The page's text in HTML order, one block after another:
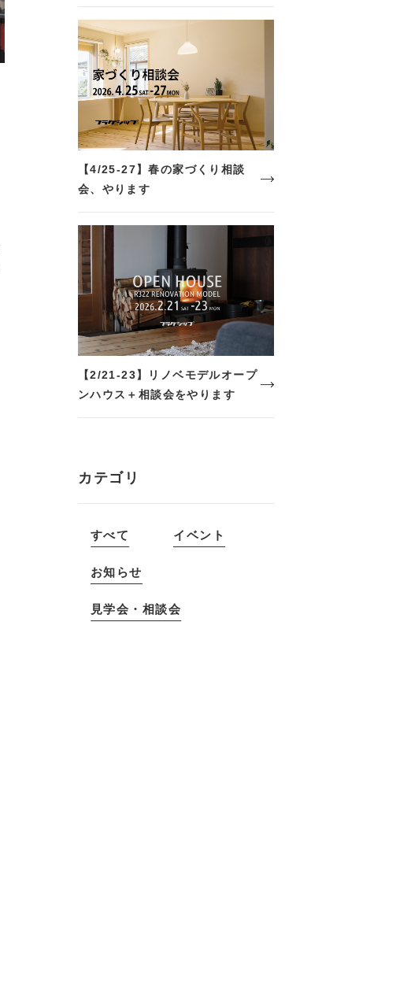
【4/25-27】春の家づくり相談
会、やります
【2/21-23】リノベモデルオープ
ンハウス＋相談会をやります
カテゴリ
すべて イベント
お知らせ
見学会・相談会